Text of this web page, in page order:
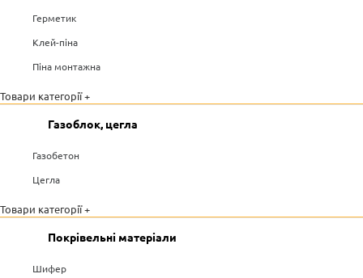
Герметик
Клей-піна
Піна монтажна
Товари категорії +
Газоблок, цегла
Газобетон
Цегла
Товари категорії +
Покрівельні матеріали
Шифер